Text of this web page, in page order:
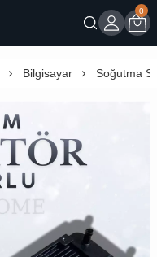
Giriş
0
Bilgisayar Soğutma